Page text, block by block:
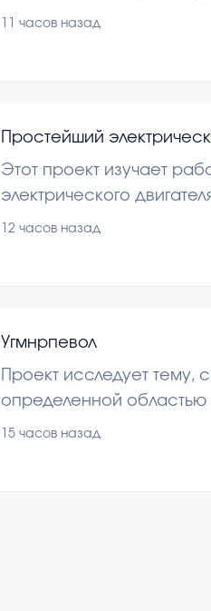
обществе.
11 часов назад
Простейший
Этот проект изучает
электрического
компоненты. В ходе
12 часов назад
Угмнрпевол
Проект исследует тему,
определенной областью
теоретические основы и
15 часов назад